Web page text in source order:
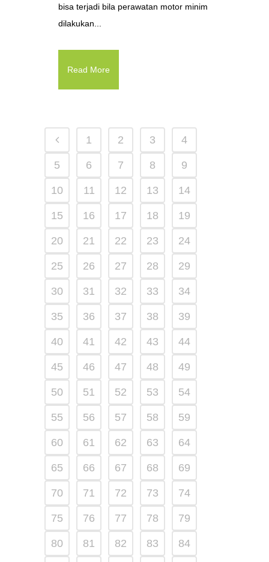
bisa terjadi bila perawatan motor minim
dilakukan...
Read More
1 2 3 4
5 6 7 8 9
10 11 12 13 14
15 16 17 18 19
20 21 22 23 24
25 26 27 28 29
30 31 32 33 34
35 36 37 38 39
40 41 42 43 44
45 46 47 48 49
50 51 52 53 54
55 56 57 58 59
60 61 62 63 64
65 66 67 68 69
70 71 72 73 74
75 76 77 78 79
80 81 82 83 84